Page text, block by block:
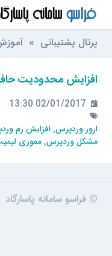
پرتال پشتیبانی »
افزایش محدودیت
ارور وردپرس افزایش رم
مشکل وردپرس مموری
© فراسو سامانه پاسارگاد